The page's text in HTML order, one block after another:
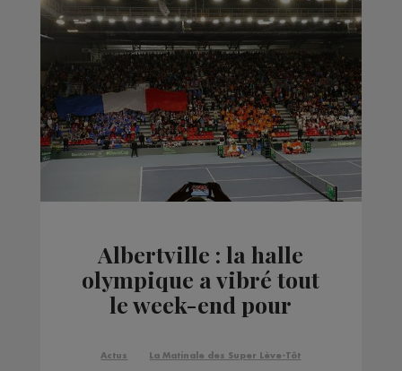
Albertville : la halle
olympique a vibré tout
le week-end pour
tennis
Actus La Matinale des Super Lève-Tôt